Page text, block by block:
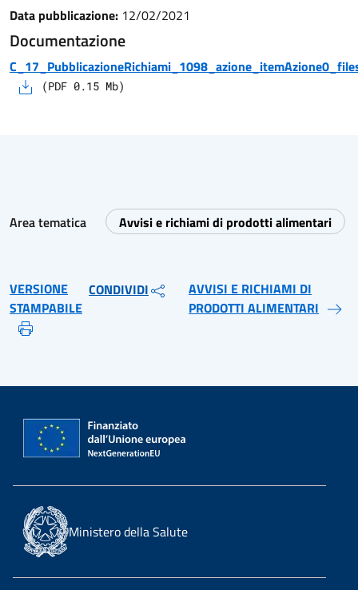
Data pubblicazione: 12/02/2021
Documentazione
(PDF 0.15 Mb)
Area tematica Avvisi e richiami di prodotti alimentari
VERSIONE
STAMPABILE
CONDIVIDI
AVVISI E RICHIAMI DI
PRODOTTI ALIMENTARI
Ministero della Salute